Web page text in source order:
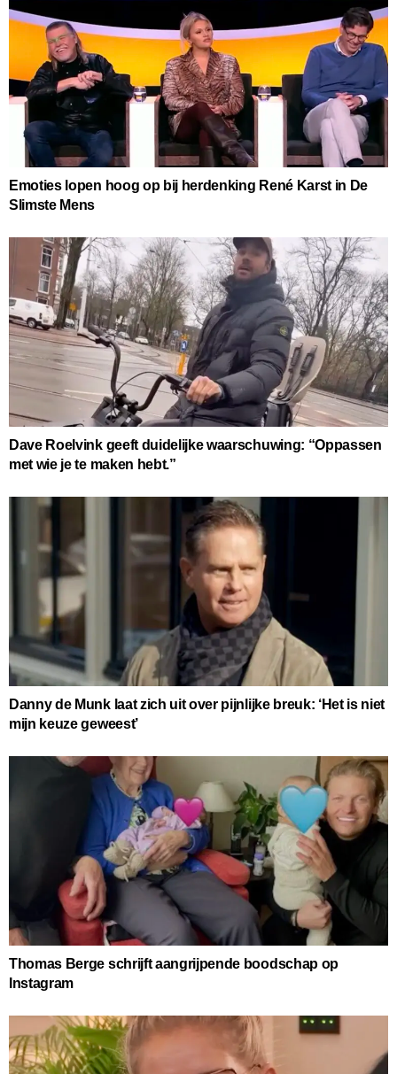
Emoties lopen hoog op bij herdenking René Karst in De
Slimste Mens
Dave Roelvink geeft duidelijke waarschuwing: “Oppassen
met wie je te maken hebt.”
Danny de Munk laat zich uit over pijnlijke breuk: ‘Het is niet
mijn keuze geweest’
Thomas Berge schrijft aangrijpende boodschap op
Instagram